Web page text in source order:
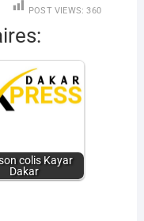
POST VIEWS: 360
colis Kayar
Dakar